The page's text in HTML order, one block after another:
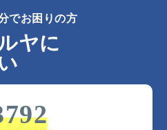
でお困りの方
ヤに